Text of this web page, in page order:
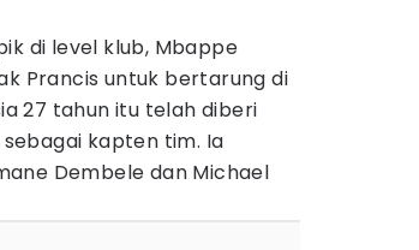
di level klub, Mbappe
Prancis untuk bertarung di
27 tahun itu telah diberi
kapten tim. Ia
Dembele dan Michael